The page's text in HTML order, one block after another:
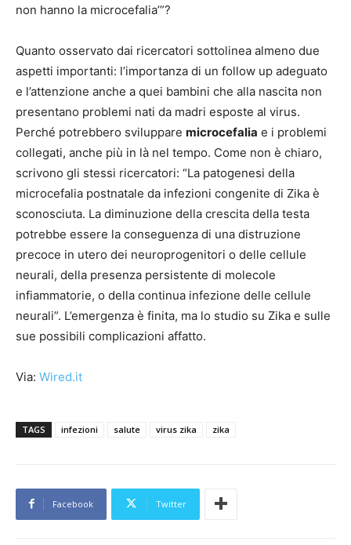
non hanno la microcefalia’”?
Quanto osservato dai ricercatori sottolinea almeno due
aspetti importanti: l’importanza di un follow up adeguato
e l’attenzione anche a quei bambini che alla nascita non
presentano problemi nati da madri esposte al virus.
Perché potrebbero sviluppare microcefalia e i problemi
collegati, anche più in là nel tempo. Come non è chiaro,
scrivono gli stessi ricercatori: “La patogenesi della
microcefalia postnatale da infezioni congenite di Zika è
sconosciuta. La diminuzione della crescita della testa
potrebbe essere la conseguenza di una distruzione
precoce in utero dei neuroprogenitori o delle cellule
neurali, della presenza persistente di molecole
infiammatorie, o della continua infezione delle cellule
neurali”. L’emergenza è finita, ma lo studio su Zika e sulle
sue possibili complicazioni affatto.
Via: Wired.it
TAGS infezioni salute virus zika zika
Facebook Twitter